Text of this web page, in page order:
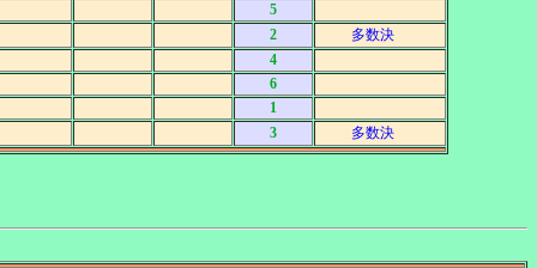
5
2
多数決
4
6
1
3 多数決